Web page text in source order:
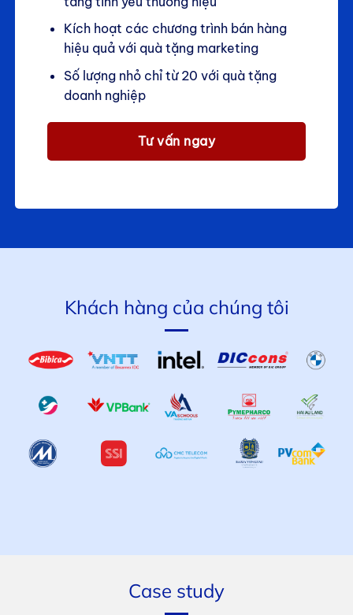
Kích hoạt các chương trình bán hàng
hiệu quả với quà tặng marketing
Số lượng nhỏ chỉ từ 20 với quà tặng
doanh nghiệp
Tư vấn ngay
Khách hàng của chúng tôi
Case study